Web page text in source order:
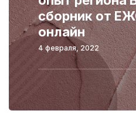
сборник от
онлайн
4 февраля, 2022